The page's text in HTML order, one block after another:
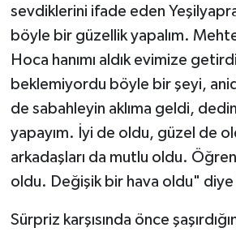
sevdiklerini ifade eden
böyle bir güzellik yapalım.
Hoca hanımı aldık evimize
beklemiyordu böyle bir şeyi,
de sabahleyin aklıma geldi,
yapayım. İyi de oldu, güzel de
arkadaşları da mutlu oldu.
oldu. Değişik bir hava oldu"
Sürpriz karşısında önce